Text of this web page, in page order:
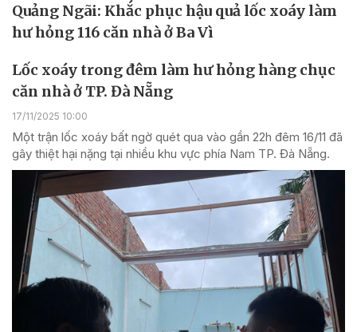
Quảng Ngãi: Khắc phục hậu quả lốc xoáy làm
hư hỏng 116 căn nhà ở Ba Vì
Lốc xoáy trong đêm làm hư hỏng hàng chục
căn nhà ở TP. Đà Nẵng
17/11/2025 10:00
Một trận lốc xoáy bất ngờ quét qua vào gần 22h đêm 16/11 đã
gây thiệt hại nặng tại nhiều khu vực phía Nam TP. Đà Nẵng.